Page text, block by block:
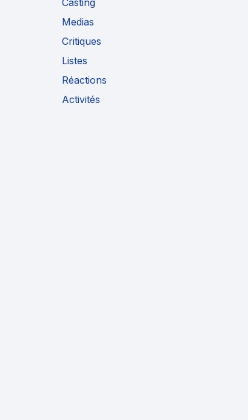
Casting
Medias
Critiques
Listes
Réactions
Activités